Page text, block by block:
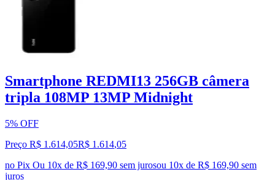
Smartphone REDMI13 256GB câmera
tripla 108MP 13MP Midnight
5% OFF
Preço R$ 1.614,05R$ 1.614,05
no Pix Ou 10x de R$ 169,90 sem jurosou 10x de R$ 169,90 sem
juros